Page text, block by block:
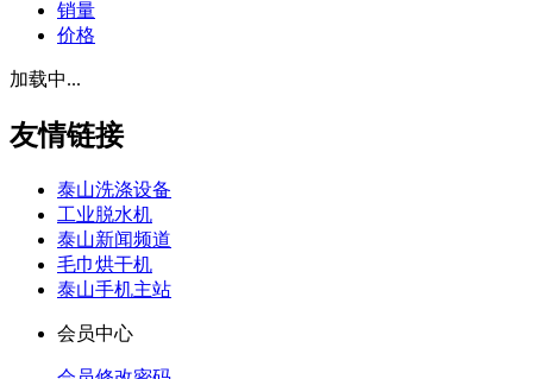
销量
价格
加载中...
友情链接
泰山洗涤设备
工业脱水机
泰山新闻频道
毛巾烘干机
泰山手机主站
会员中心